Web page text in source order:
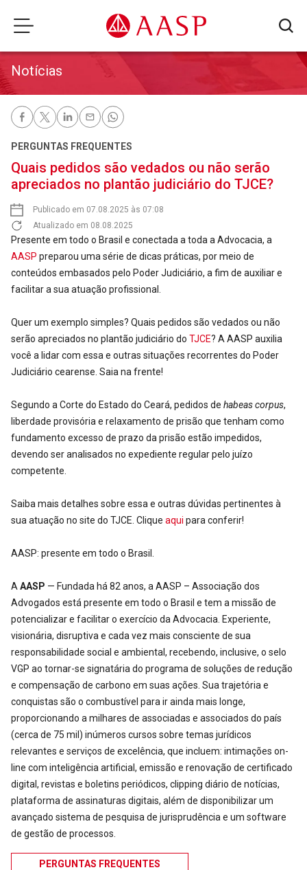
Notícias
PERGUNTAS FREQUENTES
Quais pedidos são vedados ou não serão
apreciados no plantão judiciário do TJCE?
Publicado em 07.08.2025 às 07:08
Atualizado em 08.08.2025
Presente em todo o Brasil e conectada a toda a Advocacia, a
AASP preparou uma série de dicas práticas, por meio de
conteúdos embasados pelo Poder Judiciário, a fim de auxiliar e
facilitar a sua atuação profissional.
Quer um exemplo simples? Quais pedidos são vedados ou não
serão apreciados no plantão judiciário do TJCE? A AASP auxilia
você a lidar com essa e outras situações recorrentes do Poder
Judiciário cearense. Saia na frente!
Segundo a Corte do Estado do Ceará, pedidos de habeas corpus,
liberdade provisória e relaxamento de prisão que tenham como
fundamento excesso de prazo da prisão estão impedidos,
devendo ser analisados no expediente regular pelo juízo
competente.
Saiba mais detalhes sobre essa e outras dúvidas pertinentes à
sua atuação no site do TJCE. Clique aqui para conferir!
AASP: presente em todo o Brasil.
A AASP — Fundada há 82 anos, a AASP – Associação dos
Advogados está presente em todo o Brasil e tem a missão de
potencializar e facilitar o exercício da Advocacia. Experiente,
visionária, disruptiva e cada vez mais consciente de sua
responsabilidade social e ambiental, recebendo, inclusive, o selo
VGP ao tornar-se signatária do programa de soluções de redução
e compensação de carbono em suas ações. Sua trajetória e
conquistas são o combustível para ir ainda mais longe,
proporcionando a milhares de associadas e associados do país
(cerca de 75 mil) inúmeros cursos sobre temas jurídicos
relevantes e serviços de excelência, que incluem: intimações on-
line com inteligência artificial, emissão e renovação de certificado
digital, revistas e boletins periódicos, clipping diário de notícias,
plataforma de assinaturas digitais, além de disponibilizar um
avançado sistema de pesquisa de jurisprudência e um software
de gestão de processos.
PERGUNTAS FREQUENTES